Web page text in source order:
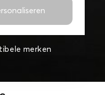
merken